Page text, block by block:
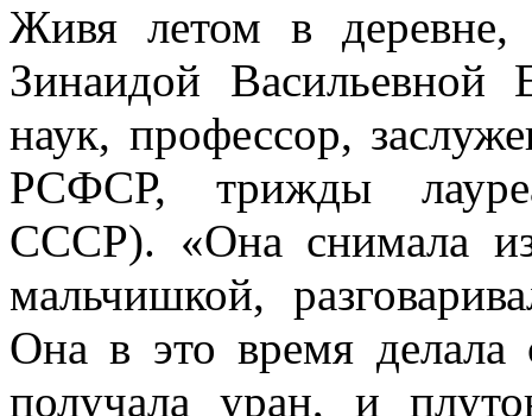
Живя летом в деревне,
Зинаидой Васильевной
наук, профессор,
РСФСР, трижды
СССР). «Она снимала
мальчишкой,
Она в это время делала
получала уран, и